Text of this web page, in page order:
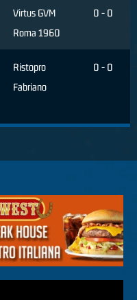
Virtus GVM
Roma 1960
0 - 0
Ristopro
Fabriano
0 - 0